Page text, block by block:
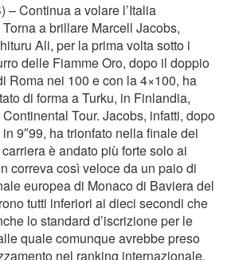
– Continua a volare l’Italia
a brillare Marcell Jacobs,
Ali, per la prima volta sotto i
delle Fiamme Oro, dopo il doppio
Roma nei 100 e con la 4×100, ha
di forma a Turku, in Finlandia,
Tour. Jacobs, infatti, dopo
9″99, ha trionfato nella finale dei
è andato più forte solo ai
correva così veloce da un paio di
europea di Monaco di Baviera del
tutti inferiori ai dieci secondi che
lo standard d’iscrizione per le
quale comunque avrebbe preso
nel ranking internazionale.